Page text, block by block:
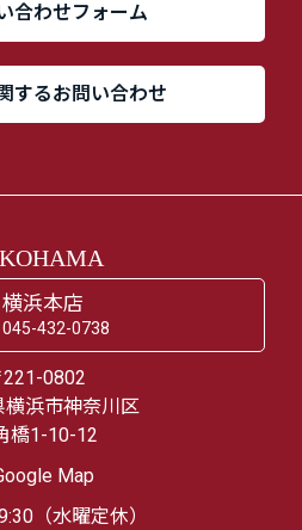
合わせフォーム
するお問い合わせ
横浜本店
045-432-0738
221-0802
横浜市神奈川区
橋1-10-12
Map
（水曜定休）